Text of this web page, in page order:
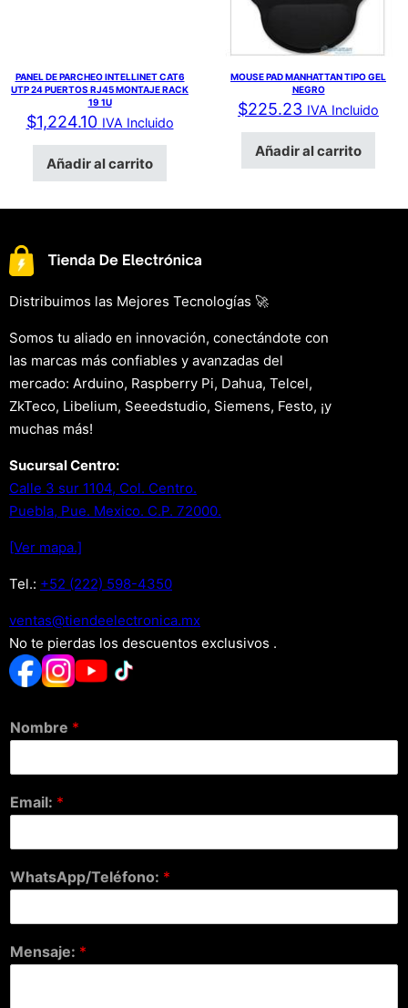
PANEL DE PARCHEO INTELLINET CAT6
UTP 24 PUERTOS RJ45 MONTAJE RACK
19 1U
$1,224.10 IVA Incluido
Añadir al carrito
MOUSE PAD MANHATTAN TIPO GEL
NEGRO
$225.23 IVA Incluido
Añadir al carrito
Distribuimos las Mejores Tecnologías 🚀
Somos tu aliado en innovación, conectándote con
las marcas más confiables y avanzadas del
mercado: Arduino, Raspberry Pi, Dahua, Telcel,
ZkTeco, Libelium, Seeedstudio, Siemens, Festo, ¡y
muchas más!
Sucursal Centro:
Calle 3 sur 1104, Col. Centro.
Puebla, Pue. Mexico. C.P. 72000.
[Ver mapa.]
Tel.: +52 (222) 598-4350
xm.acinortceleedneit@satnev
No te pierdas los descuentos exclusivos .
Nombre *
Email: *
WhatsApp/Teléfono: *
Mensaje: *